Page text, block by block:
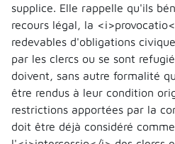
supplice. Elle rappelle qu'ils
recours légal, la
redevables d'obligations
par les clercs ou se sont
doivent, sans autre formalité
être rendus à leur condition
restrictions apportées par la
doit être déjà considéré